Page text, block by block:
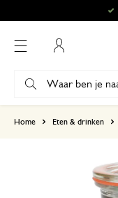
Home Eten & drinken